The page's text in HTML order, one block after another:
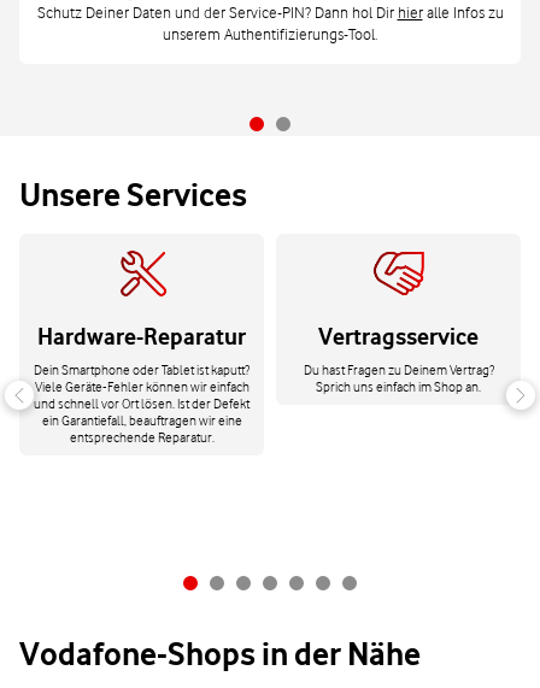
Schutz Deiner Daten und der Service-PIN? Dann hol Dir hieralle Infos zu
unserem Authentifizierungs-Tool.
Unsere Services
Hardware-Reparatur
Dein Smartphone oder Tablet ist kaputt?
Viele Geräte-Fehler können wir einfach
und schnell vor Ort lösen. Ist der Defekt
ein Garantiefall, beauftragen wir eine
entsprechende Reparatur.
Vertragsservice
Du hast Fragen zu Deinem Vertrag?
Sprich uns einfach im Shop an.
Vodafone-Shops in der Nähe